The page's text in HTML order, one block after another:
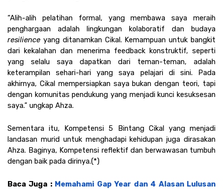
“Alih-alih pelatihan formal, yang membawa saya meraih
resilience yang ditanamkan Cikal. Kemampuan untuk bangkit
dari kekalahan dan menerima feedback konstruktif, seperti
yang selalu saya dapatkan dari teman-teman, adalah
keterampilan sehari-hari yang saya pelajari di sini. Pada
akhirnya, Cikal mempersiapkan saya bukan dengan teori, tapi
dengan komunitas pendukung yang menjadi kunci kesuksesan
saya.” ungkap Ahza.
Sementara itu, Kompetensi 5 Bintang Cikal yang menjadi
landasan murid untuk menghadapi kehidupan juga dirasakan
Ahza. Baginya, Kompetensi reflektif dan berwawasan tumbuh
dengan baik pada dirinya.(*)
Baca Juga : Memahami Gap Year dan 4 Alasan Lulusan